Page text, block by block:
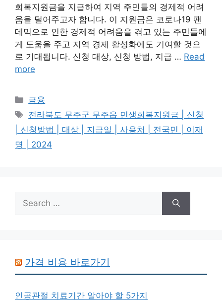
회복지원금을 지급하여 지역 주민들의 경제적 어려
움을 덜어주고자 합니다. 이 지원금은 코로나19 팬
데믹으로 인한 경제적 어려움을 겪고 있는 주민들에
게 도움을 주고 지역 경제 활성화에도 기여할 것으
로 기대됩니다. 신청 대상, 신청 방법, 지급 … Read
more
Categories
금융
Tags
전라북도 무주군 무주읍 민생회복지원금 | 신청
| 신청방법 | 대상 | 지급일 | 사용처 | 전국민 | 이재
명 | 2024
for:
가격 비용 바로가기
인공관절 치료기간 알아야 할 5가지